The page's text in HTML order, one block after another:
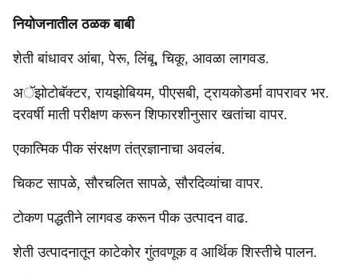
नियोजनातील ठळक बाबी
शेती बांधावर आंबा, पेरू, लिंबू, चिकू, आवळा लागवड.
अॅझोटोबॅक्टर, रायझोबियम, पीएसबी, ट्रायकोडर्मा वापरावर भर.
दरवर्षी माती परीक्षण करून शिफारशीनुसार खतांचा वापर.
एकात्मिक पीक संरक्षण तंत्रज्ञानाचा अवलंब.
चिकट सापळे, सौरचलित सापळे, सौरदिव्यांचा वापर.
टोकण पद्धतीने लागवड करून पीक उत्पादन वाढ.
शेती उत्पादनातून काटेकोर गुंतवणूक व आर्थिक शिस्तीचे पालन.